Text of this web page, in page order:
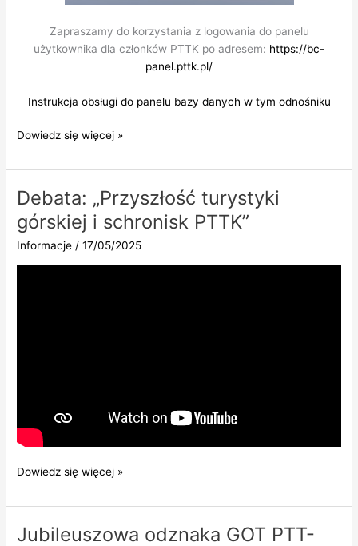
Zapraszamy do korzystania z logowania do panelu
użytkownika dla członków PTTK po adresem: https://bc-
panel.pttk.pl/
Instrukcja obsługi do panelu bazy danych w tym odnośniku
Baza
członków
Dowiedz się więcej »
Debata: „Przyszłość turystyki
górskiej i schronisk PTTK”
Informacje /17/05/2025
Debata:
turystyki
górskiej
i
Dowiedz się więcej »
Jubileuszowa odznaka GOT PTT-